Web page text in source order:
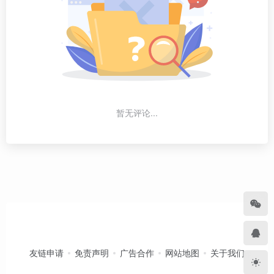
暂无评论...
友链申请 免责声明 广告合作 网站地图 关于我们